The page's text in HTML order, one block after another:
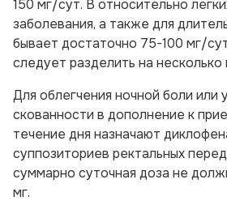
150 мг/сут. В относительно
заболевания, а также для
бывает достаточно 75-100 мг/
следует разделить на несколько
Для облегчения ночной боли или
скованности в дополнение к
течение дня назначают
суппозиториев ректальных
суммарно суточная доза не
мг.